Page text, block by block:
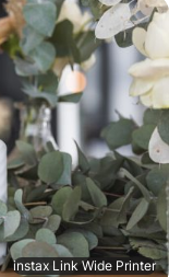
instax Link Wide Printer